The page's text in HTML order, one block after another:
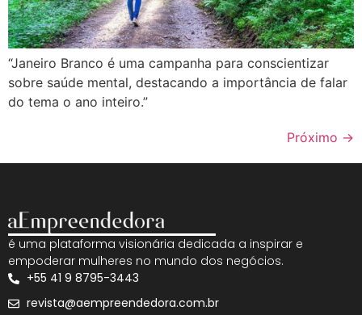
“Janeiro Branco é uma campanha para conscientizar
sobre saúde mental, destacando a importância de falar
do tema o ano inteiro.”
Próximo →
é uma plataforma visionária dedicada a inspirar e
empoderar mulheres no mundo dos negócios.
+55 41 9 8795-3443
revista@aempreendedora.com.br